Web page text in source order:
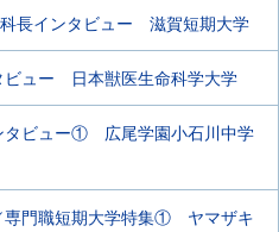
科長インタビュー 滋賀短期大学
ビュー 日本獣医生命科学大学
タビュー① 広尾学園小石川中学
専門職短期大学特集① ヤマザキ